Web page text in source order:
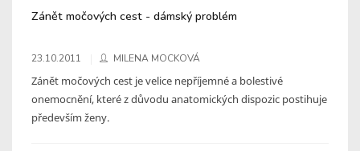
Zánět močových cest - dámský problém
23.10.2011 MILENA MOCKOVÁ
Zánět močových cest je velice nepříjemné a bolestivé
onemocnění, které z důvodu anatomických dispozic postihuje
především ženy.